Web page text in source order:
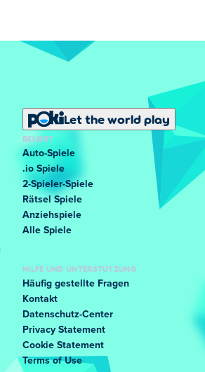
Let the world play
BELIEBT
Auto-Spiele
.io Spiele
2-Spieler-Spiele
Rätsel Spiele
Anziehspiele
Alle Spiele
HILFE UND UNTERSTÜTZUNG
Häufig gestellte Fragen
Kontakt
Datenschutz-Center
Privacy Statement
Cookie Statement
Terms of Use